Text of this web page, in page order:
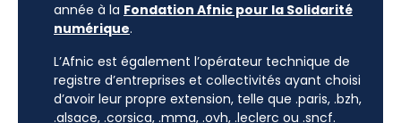
année à la Fondation Afnic pour la Solidarité
numérique.
L’Afnic est également l’opérateur technique de
registre d’entreprises et collectivités ayant choisi
d’avoir leur propre extension, telle que .paris, .bzh,
.alsace, .corsica, .mma, .ovh, .leclerc ou .sncf.